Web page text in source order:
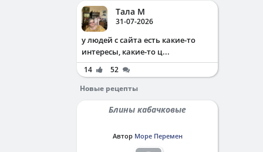
Тала М
31-07-2026
у людей с сайта есть какие-то
интересы, какие-то ц...
14
52
Новые рецепты
Блины кабачковые
Автор Море Перемен